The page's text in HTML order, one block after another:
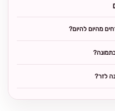
מהיום להיום?
לזר?